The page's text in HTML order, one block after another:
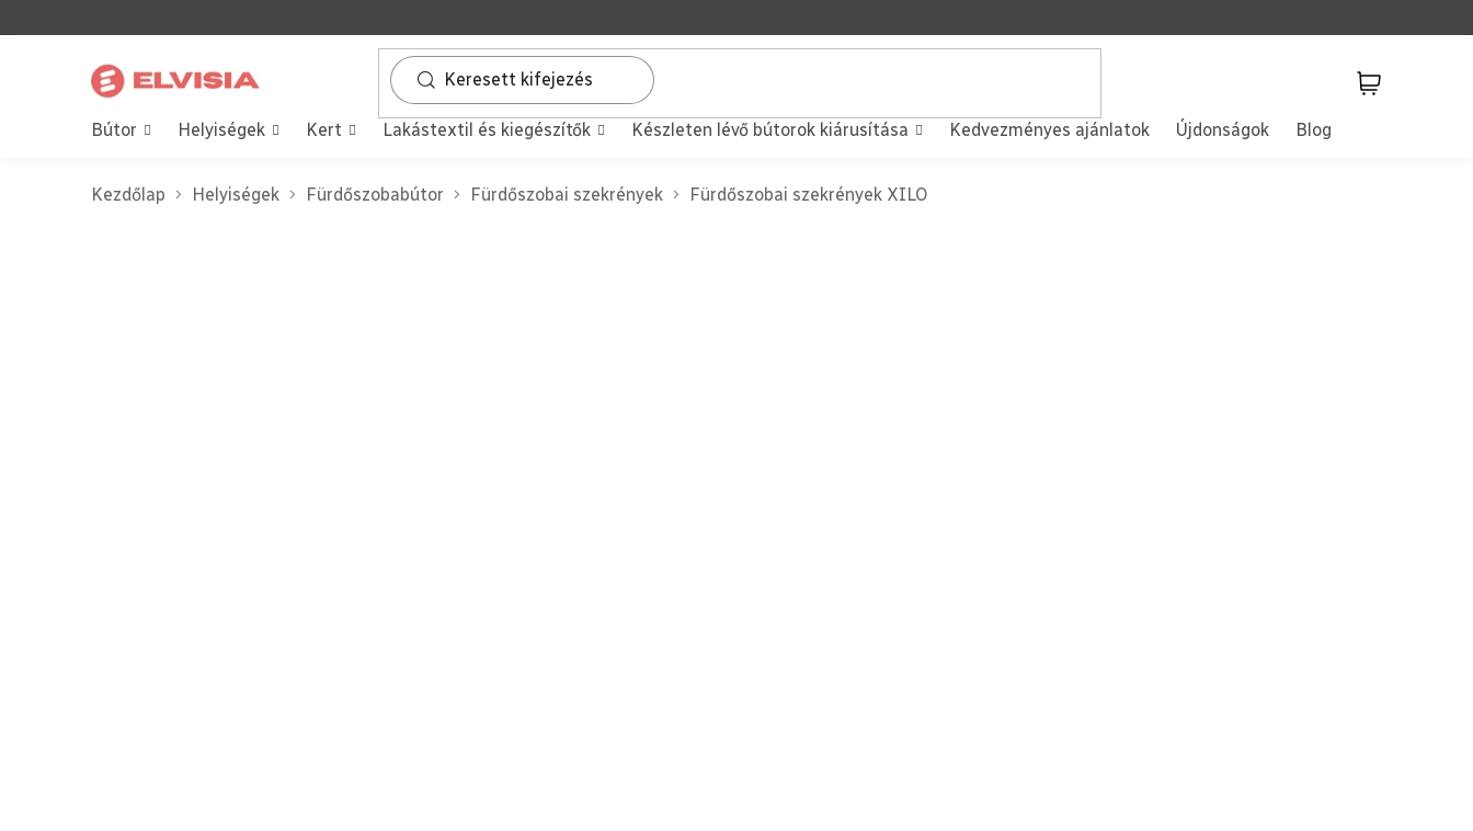
a
tartalomhoz
Bútor Helyiségek Kert Lakástextil és kiegészítők Készleten lévő bútorok kiárusítása Kedvezményes ajánlatok Újdonságok Blog
Kezdőlap Helyiségek Fürdőszobabútor Fürdőszobai szekrények Fürdőszobai szekrények XILO